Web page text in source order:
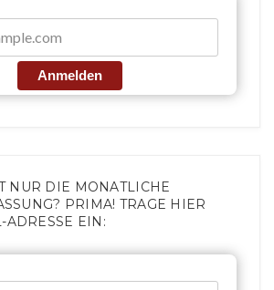
Anmelden
NUR DIE MONATLICHE
PRIMA! TRAGE HIER
ADRESSE EIN: